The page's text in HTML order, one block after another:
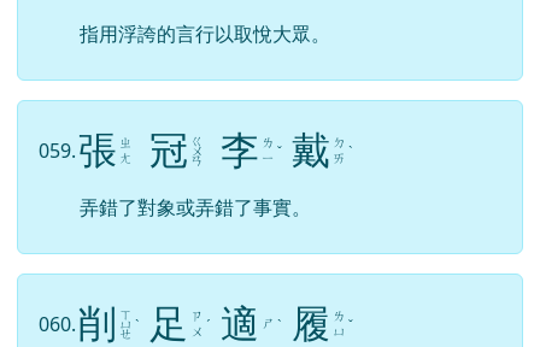
指用浮誇的言行以取悅大眾。
059.張 ㄓ
ㄤ
冠 ㄍ
ㄨ
ㄢ 李 ㄌ
ㄧ ˇ 戴 ㄉ
ㄞ ˋ
弄錯了對象或弄錯了事實。
060.削 ㄒ
ㄩ
ㄝ
ˋ 足
ㄗ
ㄨ ˊ 適 ㄕ ˋ 履 ㄌ
ㄩ ˇ